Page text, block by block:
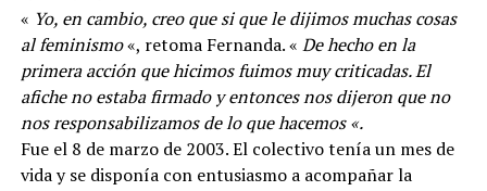
« Yo, en cambio, creo que si que le dijimos muchas cosas
al feminismo«, retoma Fernanda. « De hecho en la
primera acción que hicimos fuimos muy criticadas. El
afiche no estaba firmado y entonces nos dijeron que no
nos responsabilizamos de lo que hacemos «.
Fue el 8 de marzo de 2003. El colectivo tenía un mes de
vida y se disponía con entusiasmo a acompañar la